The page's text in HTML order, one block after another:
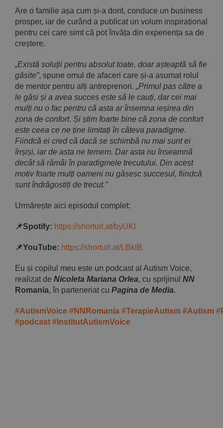
Are o familie așa cum și-a dorit, conduce un business
prosper, iar de curând a publicat un volum inspirațional
pentru cei care simt că pot învăța din experiența sa de
creștere.
„Există soluții pentru absolut toate, doar așteaptă să fie
găsite”, spune omul de afaceri care și-a asumat rolul
de mentor pentru alți antreprenori. „Primul pas către a
le găsi și a avea succes este să le cauți, dar cei mai
mulți nu o fac pentru că asta ar însemna ieșirea din
zona de confort. Și știm foarte bine că zona de confort
este ceea ce ne ține limitați în câteva paradigme.
Fiindcă ei cred că dacă se schimbă nu mai sunt ei
înșiși, iar de asta ne temem. Dar asta nu înseamnă
decât să rămâi în paradigmele trecutului. Din acest
motiv foarte mulți oameni nu găsesc succesul, fiindcă
sunt îndrăgostiți de trecut.”
Urmărește aici episodul complet:
📌Spotify: https://shorturl.at/byUKl
📌YouTube: https://shorturl.at/LBklB
Eu și copilul meu este un podcast al Autism Voice,
realizat de Nicoleta Mariana Orlea, cu sprijinul NN
Romania, în parteneriat cu Pagina de Media.
#AutismVoice #NNRomania #TerapieAutism #Autism
#podcast #InstitutAutismVoice